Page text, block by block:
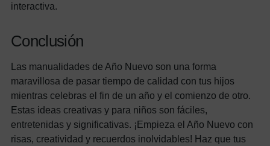
interactiva.
Conclusión
Las manualidades de Año Nuevo son una forma
maravillosa de pasar tiempo de calidad con tus hijos
mientras celebras el fin de un año y el comienzo de otro.
Estas ideas creativas y para niños son fáciles,
entretenidas y significativas. ¡Empieza el Año Nuevo con
risas, creatividad y recuerdos inolvidables! Haz que tus